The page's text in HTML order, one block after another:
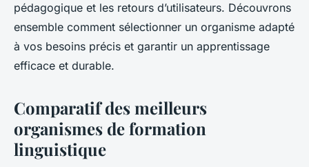
pédagogique et les retours d’utilisateurs. Découvrons
ensemble comment sélectionner un organisme adapté
à vos besoins précis et garantir un apprentissage
efficace et durable.
Comparatif des meilleurs
organismes de formation
linguistique